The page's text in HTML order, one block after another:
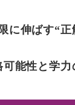
に伸ばす“
可能性と学